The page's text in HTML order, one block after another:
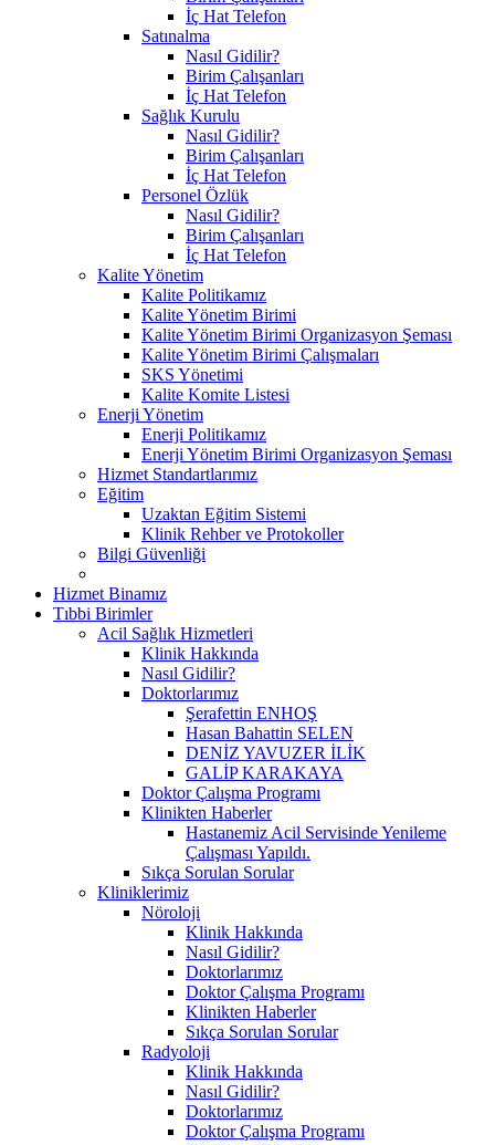
İç Hat Telefon
Satınalma
Nasıl Gidilir?
Birim Çalışanları
İç Hat Telefon
Sağlık Kurulu
Nasıl Gidilir?
Birim Çalışanları
İç Hat Telefon
Personel Özlük
Nasıl Gidilir?
Birim Çalışanları
İç Hat Telefon
Kalite Yönetim
Kalite Politikamız
Kalite Yönetim Birimi
Kalite Yönetim Birimi Organizasyon Şeması
Kalite Yönetim Birimi Çalışmaları
SKS Yönetimi
Kalite Komite Listesi
Enerji Yönetim
Enerji Politikamız
Enerji Yönetim Birimi Organizasyon Şeması
Hizmet Standartlarımız
Eğitim
Uzaktan Eğitim Sistemi
Klinik Rehber ve Protokoller
Bilgi Güvenliği
Hizmet Binamız
Tıbbi Birimler
Acil Sağlık Hizmetleri
Klinik Hakkında
Nasıl Gidilir?
Doktorlarımız
Şerafettin ENHOŞ
Hasan Bahattin SELEN
DENİZ YAVUZER İLİK
GALİP KARAKAYA
Doktor Çalışma Programı
Klinikten Haberler
Hastanemiz Acil Servisinde Yenileme
Çalışması Yapıldı.
Sıkça Sorulan Sorular
Kliniklerimiz
Nöroloji
Klinik Hakkında
Nasıl Gidilir?
Doktorlarımız
Doktor Çalışma Programı
Klinikten Haberler
Sıkça Sorulan Sorular
Radyoloji
Klinik Hakkında
Nasıl Gidilir?
Doktorlarımız
Doktor Çalışma Programı